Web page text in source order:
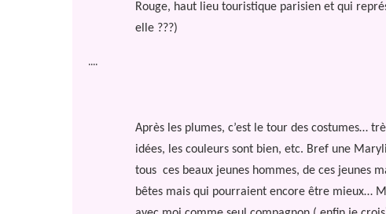
Rouge, haut lieu touristique parisien et qui
elle ???)
....
Après les plumes, c’est le tour des costumes…
idées, les couleurs sont bien, etc. Bref une
tous ces beaux jeunes hommes, de ces jeunes
bêtes mais qui pourraient encore être mieux…